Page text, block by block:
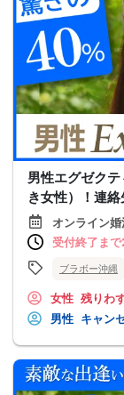
男性エグゼク
き女性）！連
オンライン
受付終了ま
ブラボー沖縄
女性 残りわ
男性 キャン